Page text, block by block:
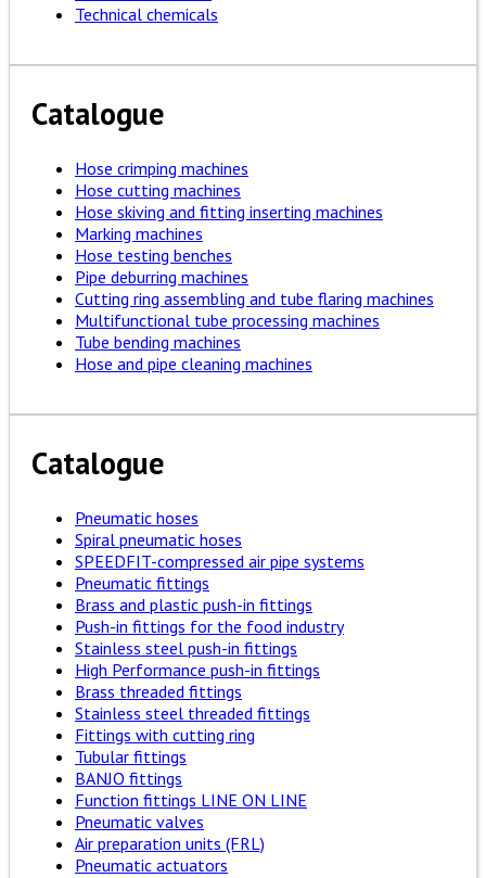
Technical chemicals
Catalogue
Hose crimping machines
Hose cutting machines
Hose skiving and fitting inserting machines
Marking machines
Hose testing benches
Pipe deburring machines
Cutting ring assembling and tube flaring machines
Multifunctional tube processing machines
Tube bending machines
Hose and pipe cleaning machines
Catalogue
Pneumatic hoses
Spiral pneumatic hoses
SPEEDFIT-compressed air pipe systems
Pneumatic fittings
Brass and plastic push-in fittings
Push-in fittings for the food industry
Stainless steel push-in fittings
High Performance push-in fittings
Brass threaded fittings
Stainless steel threaded fittings
Fittings with cutting ring
Tubular fittings
BANJO fittings
Function fittings LINE ON LINE
Pneumatic valves
Air preparation units (FRL)
Pneumatic actuators